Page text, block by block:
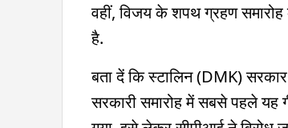
वहीं, विजय के शपथ ग्रहण
है.
बता दें कि स्टालिन (DMK) सरकार
सरकारी समारोह में सबसे पहले